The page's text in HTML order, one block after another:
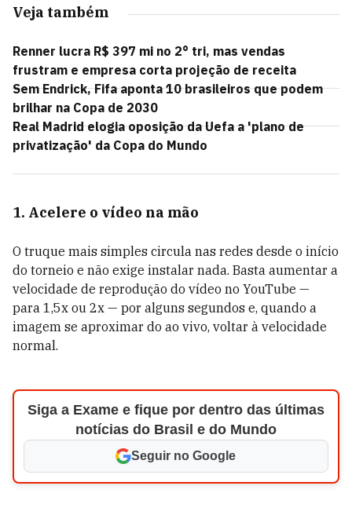
Veja também
Renner lucra R$ 397 mi no 2° tri, mas vendas
frustram e empresa corta projeção de receita
Sem Endrick, Fifa aponta 10 brasileiros que podem
brilhar na Copa de 2030
Real Madrid elogia oposição da Uefa a 'plano de
privatização' da Copa do Mundo
1. Acelere o vídeo na mão
O truque mais simples circula nas redes desde o início
do torneio e não exige instalar nada. Basta aumentar a
velocidade de reprodução do vídeo no YouTube —
para 1,5x ou 2x — por alguns segundos e, quando a
imagem se aproximar do ao vivo, voltar à velocidade
normal.
Siga a Exame e fique por dentro das últimas
notícias do Brasil e do Mundo
Seguir no Google